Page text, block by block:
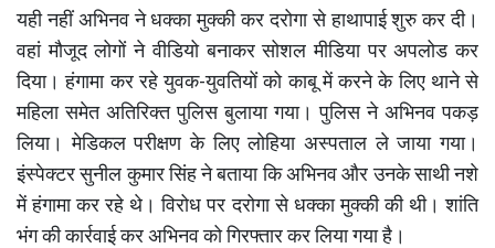
यही नहीं अभिनव ने धक्का मुक्की कर दरोगा से हाथापाई शुरु कर दी।
वहां मौजूद लोगों ने वीडियो बनाकर सोशल मीडिया पर अपलोड कर
दिया। हंगामा कर रहे युवक-युवतियों को काबू में करने के लिए थाने से
महिला समेत अतिरिक्त पुलिस बुलाया गया। पुलिस ने अभिनव पकड़
लिया। मेडिकल परीक्षण के लिए लोहिया अस्पताल ले जाया गया।
इंस्पेक्टर सुनील कुमार सिंह ने बताया कि अभिनव और उनके साथी नशे
में हंगामा कर रहे थे। विरोध पर दरोगा से धक्का मुक्की की थी। शांति
भंग की कार्रवाई कर अभिनव को गिरफ्तार कर लिया गया है।